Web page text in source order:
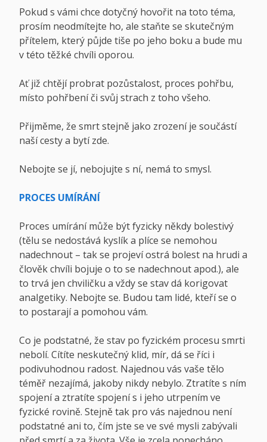
Pokud s vámi chce dotyčný hovořit na toto téma,
prosím neodmítejte ho, ale staňte se skutečným
přítelem, který půjde tiše po jeho boku a bude mu
v této těžké chvíli oporou.
Ať již chtějí probrat pozůstalost, proces pohřbu,
místo pohřbení či svůj strach z toho všeho.
Přijměme, že smrt stejně jako zrození je součástí
naší cesty a bytí zde.
Nebojte se jí, nebojujte s ní, nemá to smysl.
PROCES UMÍRÁNÍ
Proces umírání může být fyzicky někdy bolestivý
(tělu se nedostává kyslík a plíce se nemohou
nadechnout – tak se projeví ostrá bolest na hrudi a
člověk chvíli bojuje o to se nadechnout apod.), ale
to trvá jen chviličku a vždy se stav dá korigovat
analgetiky. Nebojte se. Budou tam lidé, kteří se o
to postarají a pomohou vám.
Co je podstatné, že stav po fyzickém procesu smrti
nebolí. Cítíte neskutečný klid, mír, dá se říci i
podivuhodnou radost. Najednou vás vaše tělo
téměř nezajímá, jakoby nikdy nebylo. Ztratíte s ním
spojení a ztratíte spojení s i jeho utrpením ve
fyzické rovině. Stejně tak pro vás najednou není
podstatné ani to, čím jste se ve své mysli zabývali